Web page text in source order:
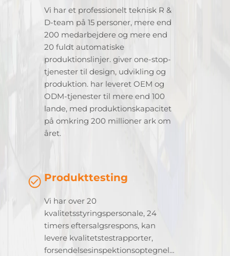
Vi har et professionelt teknisk R &
D-team på 15 personer, mere end
200 medarbejdere og mere end
20 fuldt automatiske
produktionslinjer. giver one-stop-
tjenester til design, udvikling og
produktion. har leveret OEM og
ODM-tjenester til mere end 100
lande, med produktionskapacitet
på omkring 200 millioner ark om
året.
Produkttesting
Vi har over 20
kvalitetsstyringspersonale, 24
timers eftersalgsrespons, kan
levere kvalitetstestrapporter,
forsendelsesinspektionsoptegnelser